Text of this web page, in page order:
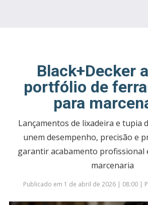
Black+Decker
portfólio de
para
Lançamentos de lixadeira e tupia
unem desempenho, precisão e
garantir acabamento profissional
marcenaria
Publicado em 1 de abril de 2026 | 08:00 |